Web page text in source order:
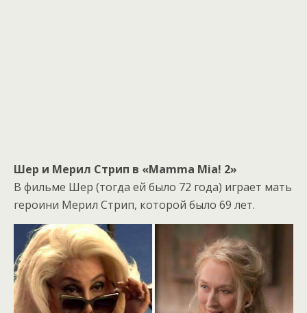
Шер и Мерил Стрип в «Mamma Mia! 2»
В фильме Шер (тогда ей было 72 года) играет мать
героини Мерил Стрип, которой было 69 лет.